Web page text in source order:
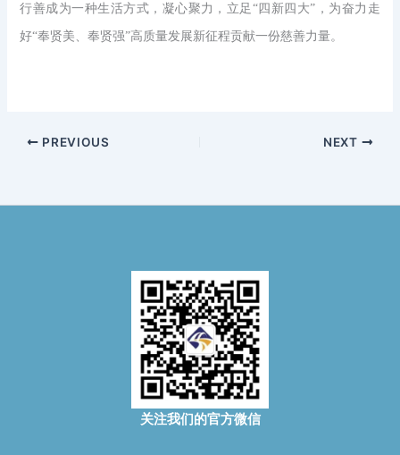
行善成为一种生活方式，凝心聚力，立足“四新四大”，为奋力走
好“奉贤美、奉贤强”高质量发展新征程贡献一份慈善力量。
PREVIOUS NEXT
关注我们的官方微信